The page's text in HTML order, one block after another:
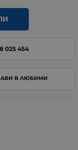
025 454
В ЛЮБИМИ